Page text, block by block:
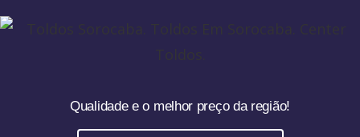
Qualidade e o melhor preço da região!